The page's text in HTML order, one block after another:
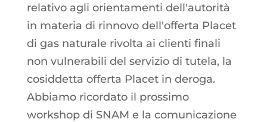
relativo agli orientamenti dell'autorità
in materia di rinnovo dell'offerta Placet
di gas naturale rivolta ai clienti finali
non vulnerabili del servizio di tutela, la
cosiddetta offerta Placet in deroga.
Abbiamo ricordato il prossimo
workshop di SNAM e la comunicazione